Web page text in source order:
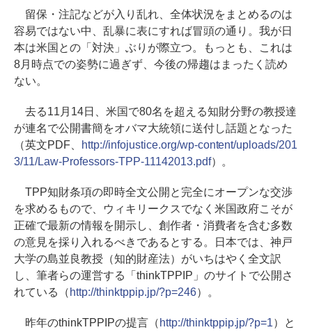
留保・注記などが入り乱れ、全体状況をまとめるのは
容易ではない中、乱暴に表にすれば冒頭の通り。我が日
本は米国との「対決」ぶりが際立つ。もっとも、これは
8月時点での姿勢に過ぎず、今後の帰趨はまったく読め
ない。
去る11月14日、米国で80名を超える知財分野の教授達
が連名で公開書簡をオバマ大統領に送付し話題となった
（英文PDF、
http://infojustice.org/wp-content/uploads/201
3/11/Law-Professors-TPP-11142013.pdf）。
TPP知財条項の即時全文公開と完全にオープンな交渉
を求めるもので、ウィキリークスでなく米国政府こそが
正確で最新の情報を開示し、創作者・消費者を含む多数
の意見を採り入れるべきであるとする。日本では、神戸
大学の島並良教授（知的財産法）がいちはやく全文訳
し、筆者らの運営する「thinkTPPIP」のサイトで公開さ
れている（ http://thinktppip.jp/?p=246）。
昨年のthinkTPPIPの提言（ http://thinktppip.jp/?p=1）と